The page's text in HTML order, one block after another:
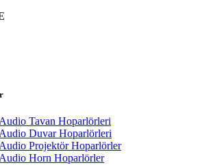
Tavan Hoparlörleri
Duvar Hoparlörleri
Projektör Hoparlörler
Horn Hoparlörler